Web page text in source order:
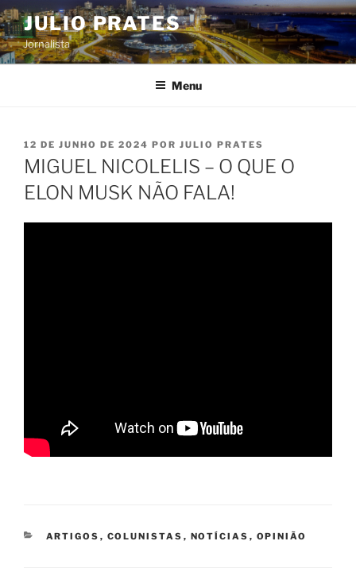
Pular
para
o
conteúdo
JULIO PRATES
Jornalista
Menu
PUBLICADO
EM
12 DE JUNHO DE 2024 POR JULIO PRATES
MIGUEL NICOLELIS – O QUE O
ELON MUSK NÃO FALA!
CATEGORIAS
ARTIGOS , COLUNISTAS , NOTÍCIAS , OPINIÃO